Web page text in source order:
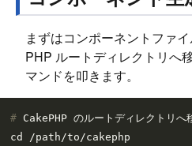
まずはコンポーネントファ
PHP ルートディレクトリへ
マンドを叩きます。
# CakePHP のルートディレクトリへ